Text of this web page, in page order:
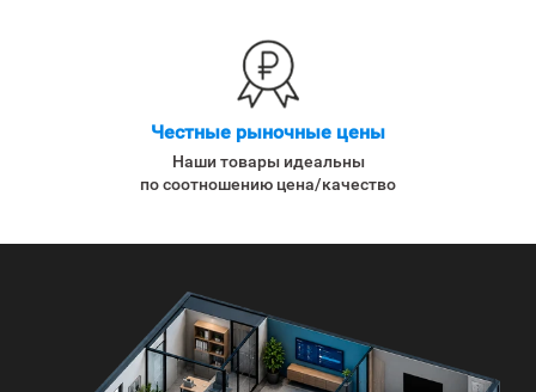
Честные рыночные цены
Наши товары идеальны
по соотношению цена/качество